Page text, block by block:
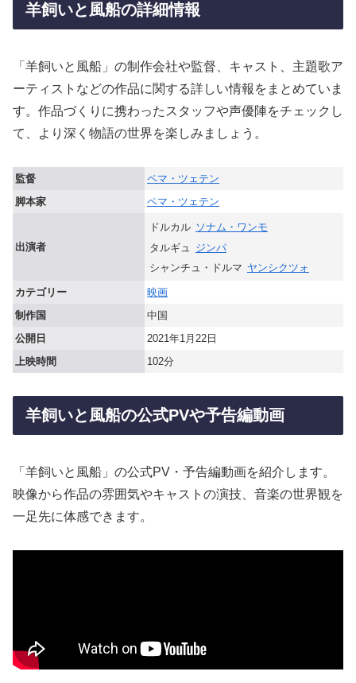
羊飼いと風船の詳細情報
「羊飼いと風船」の制作会社や監督、キャスト、主題歌ア
ーティストなどの作品に関する詳しい情報をまとめていま
す。作品づくりに携わったスタッフや声優陣をチェックし
て、より深く物語の世界を楽しみましょう。
監督
ペマ・ツェテン
脚本家
ペマ・ツェテン
出演者
ドルカル ソナム・ワンモ
タルギュ
ジンパ
シャンチュ・ドルマ ヤンシクツォ
カテゴリー
映画
制作国
中国
公開日
2021年1月22日
上映時間
102分
羊飼いと風船の公式PVや予告編動画
「羊飼いと風船」の公式PV・予告編動画を紹介します。
映像から作品の雰囲気やキャストの演技、音楽の世界観を
一足先に体感できます。